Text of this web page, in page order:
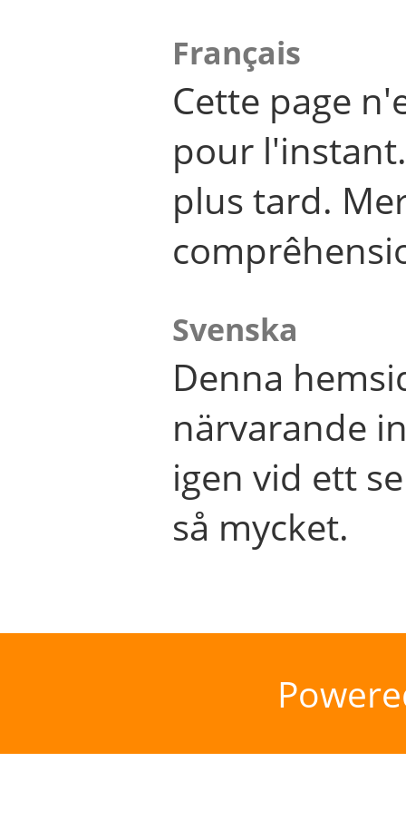
Français
Cette page
pour
plus tard.
Svenska
Denna
närvarande
igen vid ett
så mycket.